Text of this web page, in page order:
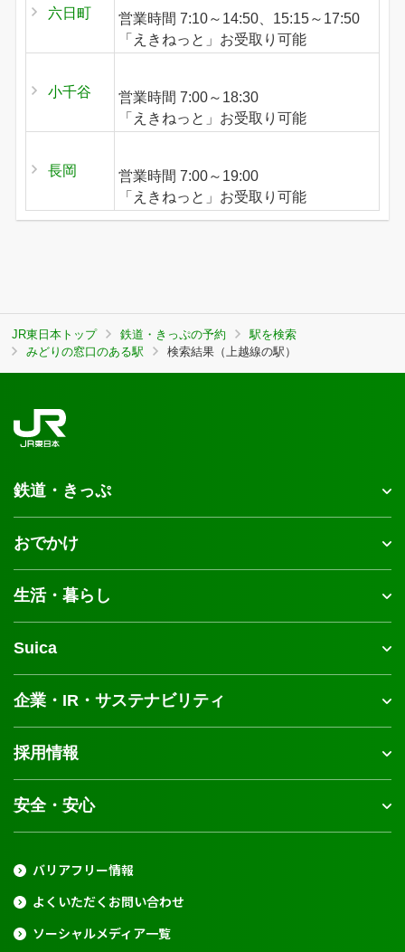
六日町
営業時間 7:10～14:50、15:15～17:50
「えきねっと」お受取り可能
小千谷
営業時間 7:00～18:30
「えきねっと」お受取り可能
長岡
営業時間 7:00～19:00
「えきねっと」お受取り可能
JR東日本トップ 鉄道・きっぷの予約
駅を検索
みどりの窓口のある駅
検索結果（上越線の駅）
鉄道・きっぷ
おでかけ
生活・暮らし
Suica
企業・IR・サステナビリティ
採用情報
安全・安心
バリアフリー情報
よくいただくお問い合わせ
ソーシャルメディア一覧